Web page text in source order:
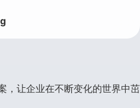
，让企业在不断变化的世界中茁